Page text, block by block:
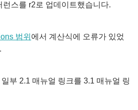
스를 r2로 업데이트했습니다.
범위 에서 계산식에 오류가 있었
부 2.1 매뉴얼 링크를 3.1 매뉴얼 링